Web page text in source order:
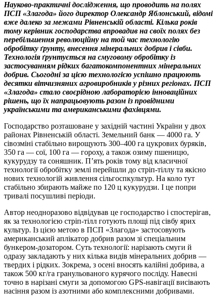
Науково-практичні дослідження, що проводить на полях
ПСП «Злагода» його директор Олександр Яблонський, відомі
вже далеко за межами Рівненській області. Кілька років
тому керівник господарства впровадив на своїх полях без
перебільшення революційну на той час технологію
обробітку ґрунту, внесення мінеральних добрив і сівби.
Технологія ґрунтується на смуговому обробітку із
застосуванням рідких багатокомпонентних мінеральних
добрив. Сьогодні за цією технологією успішно працюють
десятки вітчизняних агровиробників у різних регіонах. ПСП
«Злагода» стало своєрідною лабораторією інноваційних
рішень, що їх напрацьовують разом із провідними
українськими та американськими фахівцями.
Господарство розташоване у західній частині України у двох
районах Рівненській області. Земельний банк — 4000 га. У
сівозміні стабільно вирощують 300–400 га цукрових буряків,
350 га — сої, 100 га — гороху, а також озиму пшеницю,
кукурудзу та соняшник. П’ять років тому від класичної
технології обробітку землі перейшли до стріп-тіллу та якісно
нових технологій живлення сільгоспкультур. На коло тут
стабільно збирають майже по 120 ц кукурудзи. І це попри
тривалі посушливі періоди.
Автор неодноразово відвідував це господарство і спостерігав,
як за технологією стріп-тілл готують площі під сівбу ярих
культур. Із цією метою в ПСП «Злагода» застосовують
американський аплікатор добрив разом зі спеціальним
бункером-дозатором. Суть технології: нарізають смуги й
одразу закладають у них кілька видів мінеральних добрив —
твердих і рідких. Зокрема, з осені вносять калійні добрива, а
також 500 кг/га гранульованого курячого посліду. Навесні
точно в нарізані смуги за допомогою GPS-навігації висівають
насіння разом із азотними або комплексними добривами.